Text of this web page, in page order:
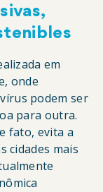
em
onde
podem ser
para outra.
fato, evita a
cidades mais